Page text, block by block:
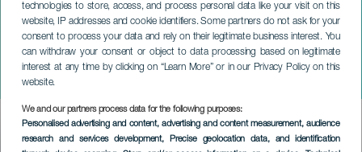
technologies to store, access, and process personal data like your visit on this
website, IP addresses and cookie identifiers. Some partners do not ask for your
consent to process your data and rely on their legitimate business interest. You
can withdraw your consent or object to data processing based on legitimate
interest at any time by clicking on “Learn More” or in our Privacy Policy on this
website.
We and our partners process data for the following purposes:
Personalised advertising and content, advertising and content measurement, audience
research and services development, Precise geolocation data, and identification
Berserker Xtreme Race
Tacoronte
TENERIFE
Imagen
Listado